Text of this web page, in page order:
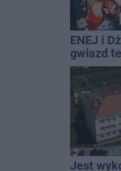
ENEJ i
gwiazd
święta
Jest